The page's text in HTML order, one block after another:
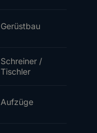
Gerüstbau
Schreiner /
Tischler
Aufzüge